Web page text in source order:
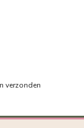
verzonden